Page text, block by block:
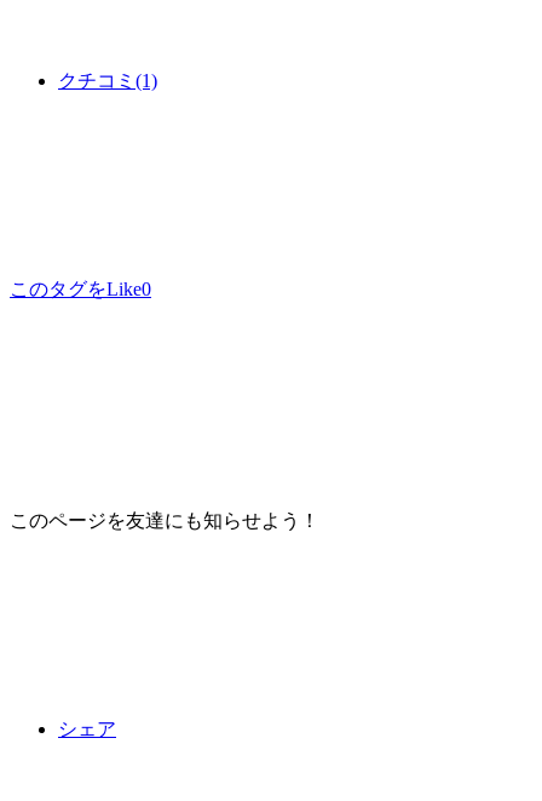
クチコミ (1)
このタグをLike0
このページを友達にも知らせよう！
シェア